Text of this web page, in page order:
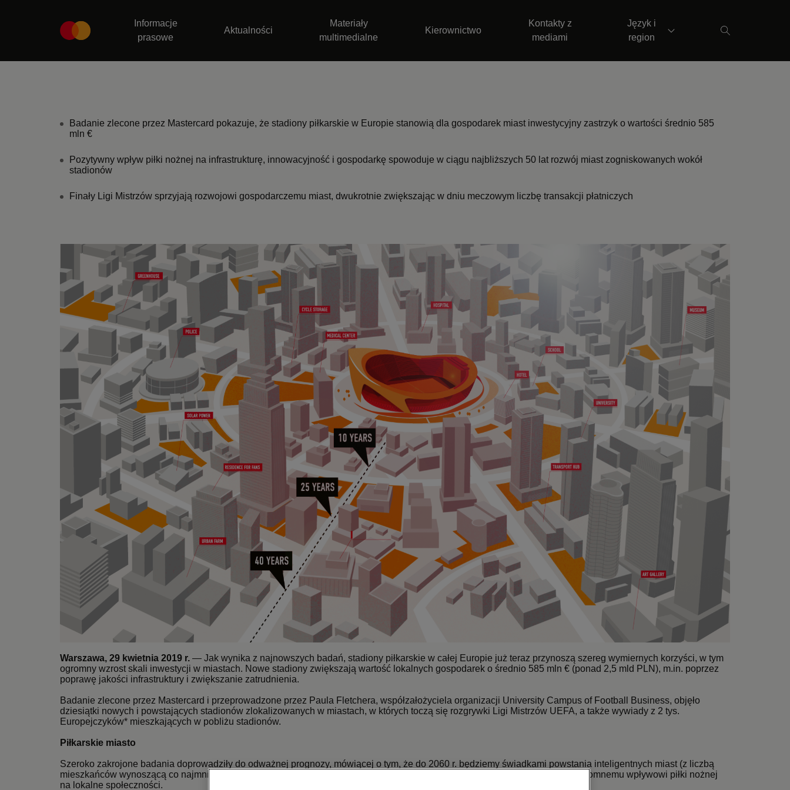
Informacje
prasowe
Aktualności
Materiały
multimedialne
Kierownictwo
Kontakty z
mediami
Język i
region
Badanie zlecone przez Mastercard pokazuje, że stadiony piłkarskie w Europie stanowią dla gospodarek miast inwestycyjny zastrzyk o wartości średnio 585
mln €
Pozytywny wpływ piłki nożnej na infrastrukturę, innowacyjność i gospodarkę spowoduje w ciągu najbliższych 50 lat rozwój miast zogniskowanych wokół
stadionów
Finały Ligi Mistrzów sprzyjają rozwojowi gospodarczemu miast, dwukrotnie zwiększając w dniu meczowym liczbę transakcji płatniczych
Warszawa, 29 kwietnia 2019 r. — Jak wynika z najnowszych badań, stadiony piłkarskie w całej Europie już teraz przynoszą szereg wymiernych korzyści, w tym
ogromny wzrost skali inwestycji w miastach. Nowe stadiony zwiększają wartość lokalnych gospodarek o średnio 585 mln € (ponad 2,5 mld PLN), m.in. poprzez
poprawę jakości infrastruktury i zwiększanie zatrudnienia.
Badanie zlecone przez Mastercard i przeprowadzone przez Paula Fletchera, współzałożyciela organizacji University Campus of Football Business, objęło
dziesiątki nowych i powstających stadionów zlokalizowanych w miastach, w których toczą się rozgrywki Ligi Mistrzów UEFA, a także wywiady z 2 tys.
Europejczyków* mieszkających w pobliżu stadionów.
Piłkarskie miasto
Szeroko zakrojone badania doprowadziły do odważnej prognozy, mówiącej o tym, że do 2060 r. będziemy świadkami powstania inteligentnych miast (z liczbą
mieszkańców wynoszącą co najmniej 200 tysięcy), których centralnym punktem będą superstadiony — a wszystko to dzięki ogromnemu wpływowi piłki nożnej
na lokalne społeczności.